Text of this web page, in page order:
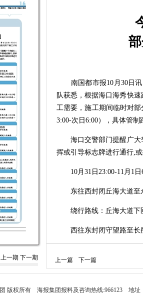
上一期 下一期
南国都市报10月30日讯
队获悉，根据海口海秀快
工需要，施工期间临时对
3:00-次日6:00），具体管制
海口交警部门提醒广大
挥或引导标志牌进行通行,或
10月31日23:00-11月1日
东往西封闭丘海大道至
绕行路线：丘海大道下
西往东封闭守望路至长
桥下地面道路→长彤路上匝
上一篇 下一篇